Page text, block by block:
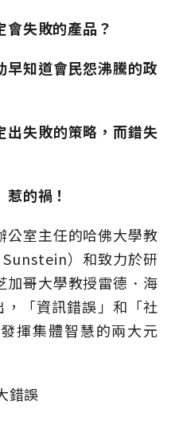
會失敗的產品？
早知道會民怨沸騰的政
出失敗的策略，而錯失
的禍！
公室主任的哈佛大學教
Sunstein）和致力於研
加哥大學教授雷德．海
「資訊錯誤」和「社
揮集體智慧的兩大元
錯誤